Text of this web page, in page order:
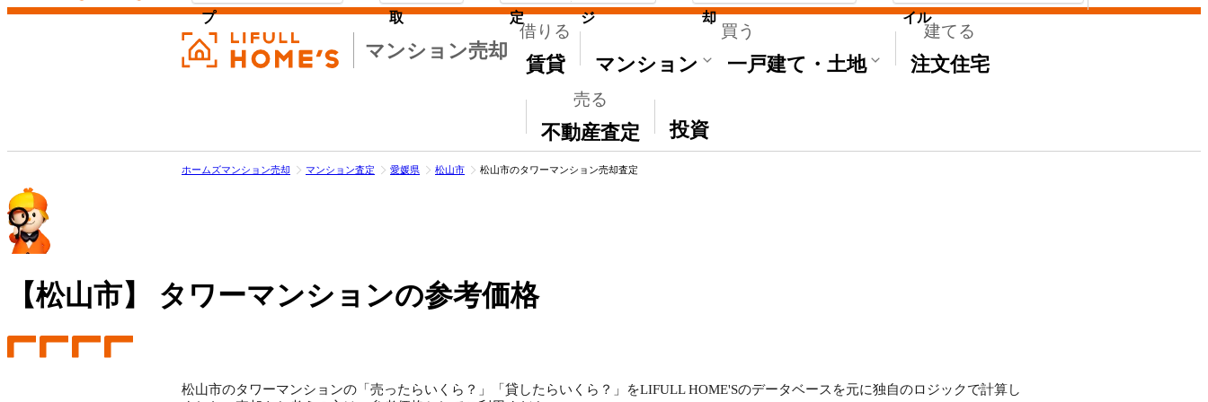
マンション売却
借りる
賃貸
買う
マンション 一戸建て・土地
建てる
注文住宅
売る
不動産査定
その他
投資
プ 取 定 ジ 却 イル
ホームズマンション売却 マンション査定 愛媛県 松山市 松山市のタワーマンション売却査定
【松山市】 タワーマンションの参考価格
松山市のタワーマンションの「売ったらいくら？」「貸したらいくら？」をLIFULL HOME'Sのデータベースを元に独自のロジックで計算し